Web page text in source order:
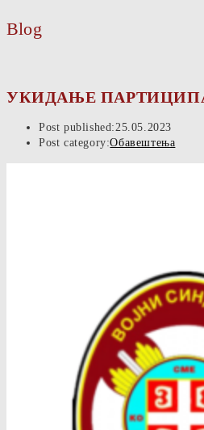
Blog
УКИДАЊЕ
Post published:25.05.2023
Post category:Обавештења